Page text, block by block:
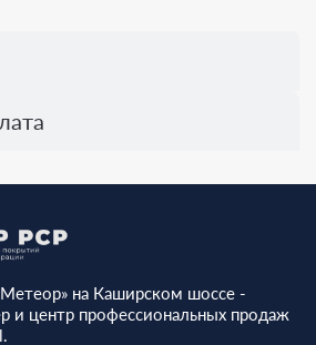
на Каширском шоссе -
и центр профессиональных продаж